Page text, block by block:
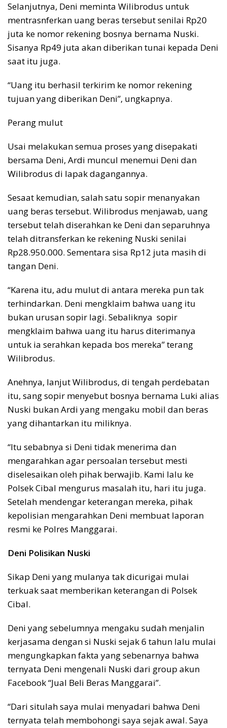
Selanjutnya, Deni meminta Wilibrodus untuk
mentrasnferkan uang beras tersebut senilai Rp20
juta ke nomor rekening bosnya bernama Nuski.
Sisanya Rp49 juta akan diberikan tunai kepada Deni
saat itu juga.
“Uang itu berhasil terkirim ke nomor rekening
tujuan yang diberikan Deni”, ungkapnya.
Perang mulut
Usai melakukan semua proses yang disepakati
bersama Deni, Ardi muncul menemui Deni dan
Wilibrodus di lapak dagangannya.
Sesaat kemudian, salah satu sopir menanyakan
uang beras tersebut. Wilibrodus menjawab, uang
tersebut telah diserahkan ke Deni dan separuhnya
telah ditransferkan ke rekening Nuski senilai
Rp28.950.000. Sementara sisa Rp12 juta masih di
tangan Deni.
“Karena itu, adu mulut di antara mereka pun tak
terhindarkan. Deni mengklaim bahwa uang itu
bukan urusan sopir lagi. Sebaliknya sopir
mengklaim bahwa uang itu harus diterimanya
untuk ia serahkan kepada bos mereka” terang
Wilibrodus.
Anehnya, lanjut Wilibrodus, di tengah perdebatan
itu, sang sopir menyebut bosnya bernama Luki alias
Nuski bukan Ardi yang mengaku mobil dan beras
yang dihantarkan itu miliknya.
“Itu sebabnya si Deni tidak menerima dan
mengarahkan agar persoalan tersebut mesti
diselesaikan oleh pihak berwajib. Kami lalu ke
Polsek Cibal mengurus masalah itu, hari itu juga.
Setelah mendengar keterangan mereka, pihak
kepolisian mengarahkan Deni membuat laporan
resmi ke Polres Manggarai.
Deni Polisikan Nuski
Sikap Deni yang mulanya tak dicurigai mulai
terkuak saat memberikan keterangan di Polsek
Cibal.
Deni yang sebelumnya mengaku sudah menjalin
kerjasama dengan si Nuski sejak 6 tahun lalu mulai
mengungkapkan fakta yang sebenarnya bahwa
ternyata Deni mengenali Nuski dari group akun
Facebook “Jual Beli Beras Manggarai”.
“Dari situlah saya mulai menyadari bahwa Deni
ternyata telah membohongi saya sejak awal. Saya